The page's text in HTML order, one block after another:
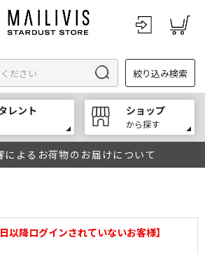
絞り込み検索
レント ショップ
から探す
よるお荷物のお届けについて
以降ログインされていないお客様】